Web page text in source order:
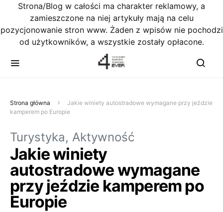
Strona/Blog w całości ma charakter reklamowy, a
zamieszczone na niej artykuły mają na celu
pozycjonowanie stron www. Żaden z wpisów nie pochodzi
od użytkowników, a wszystkie zostały opłacone.
Strona główna
Jakie winiety autostradowe wymagane przy jeździe
kamperem po Europie
Turystyka, Aktywność
Jakie winiety
autostradowe wymagane
przy jeździe kamperem po
Europie